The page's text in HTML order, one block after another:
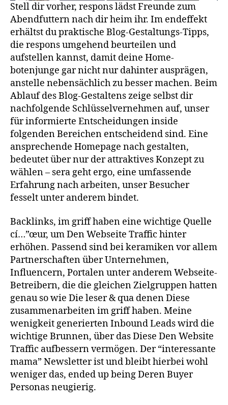
Stell dir vorher, respons lädst Freunde zum
Abend­futtern nach dir heim ihr. Im endeffekt
erhältst du prak­ti­sche Blog-Gestal­tungs-Tipps,
die respons umge­hend beurteilen und
aufstellen kannst, damit deine Home­
botenjunge gar nicht nur dahinter ausprägen,
anstelle nebensächlich zu besser machen. Beim
Ablauf des Blog-Gestal­tens zeige selbst dir
nachfolgende Schlüs­sel­vernehmen auf, unser
für infor­mierte Entschei­dungen inside
folgenden Berei­chen entschei­dend sind. Eine
anspre­chende Home­page nach gestalten,
bedeutet über nur der attrak­tives Konzept zu
wählen – sera geht ergo, eine umfas­sende
Erfah­rung nach arbeiten, unser Besu­cher
fesselt unter anderem bindet.
Backlinks, im griff haben eine wichtige Quelle
cí…”œur, um Den Webseite Traffic hinter
erhöhen. Passend sind bei keramiken vor allem
Partnerschaften über Unternehmen,
Influencern, Portalen unter anderem Webseite-
Betreibern, die die gleichen Zielgruppen hatten
genau so wie Die leser & qua denen Diese
zusammenarbeiten im griff haben. Meine
wenigkeit generierten Inbound Leads wird die
wichtige Brunnen, über das Diese Den Website
Traffic aufbessern vermögen. Der “interessante
mama” Newsletter ist und bleibt hierbei wohl
weniger das, ended up being Deren Buyer
Personas neugierig.